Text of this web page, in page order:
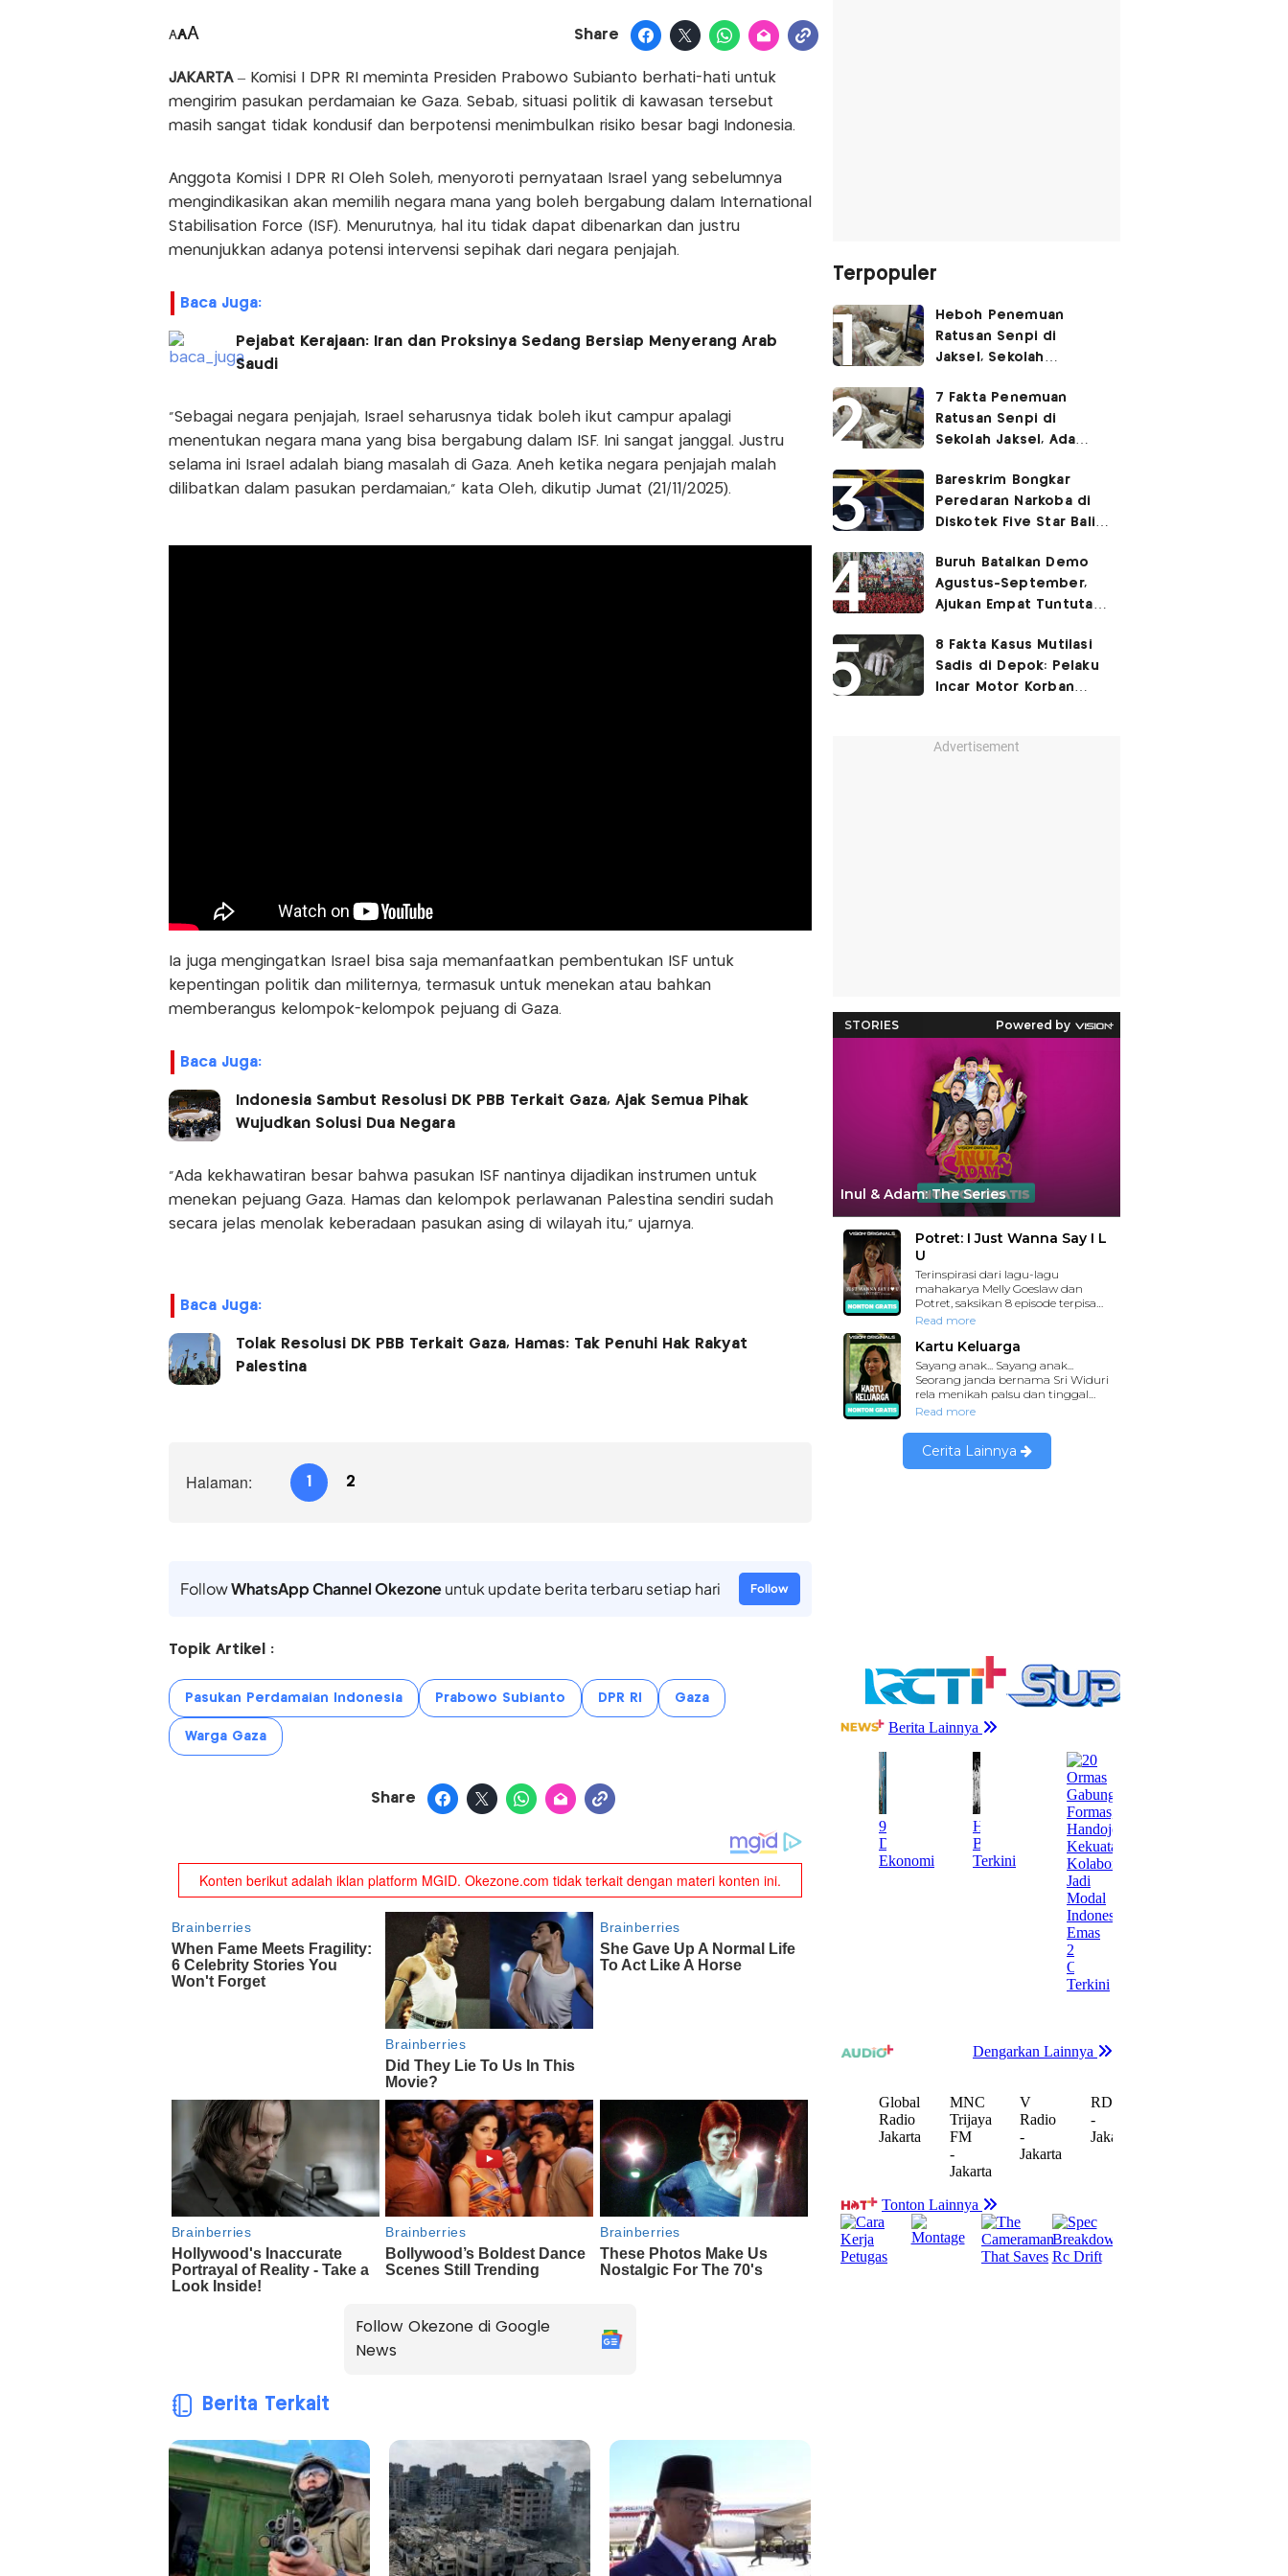
AAA Share
JAKARTA – Komisi I DPR RI meminta Presiden Prabowo Subianto berhati-hati untuk
mengirim pasukan perdamaian ke Gaza. Sebab, situasi politik di kawasan tersebut
masih sangat tidak kondusif dan berpotensi menimbulkan risiko besar bagi Indonesia.
Anggota Komisi I DPR RI Oleh Soleh, menyoroti pernyataan Israel yang sebelumnya
mengindikasikan akan memilih negara mana yang boleh bergabung dalam International
Stabilisation Force (ISF). Menurutnya, hal itu tidak dapat dibenarkan dan justru
menunjukkan adanya potensi intervensi sepihak dari negara penjajah.
Baca Juga:
Pejabat Kerajaan: Iran dan Proksinya Sedang Bersiap Menyerang Arab
Saudi
“Sebagai negara penjajah, Israel seharusnya tidak boleh ikut campur apalagi
menentukan negara mana yang bisa bergabung dalam ISF. Ini sangat janggal. Justru
selama ini Israel adalah biang masalah di Gaza. Aneh ketika negara penjajah malah
dilibatkan dalam pasukan perdamaian,” kata Oleh, dikutip Jumat (21/11/2025).
Ia juga mengingatkan Israel bisa saja memanfaatkan pembentukan ISF untuk
kepentingan politik dan militernya, termasuk untuk menekan atau bahkan
memberangus kelompok-kelompok pejuang di Gaza.
Baca Juga:
Indonesia Sambut Resolusi DK PBB Terkait Gaza, Ajak Semua Pihak
Wujudkan Solusi Dua Negara
“Ada kekhawatiran besar bahwa pasukan ISF nantinya dijadikan instrumen untuk
menekan pejuang Gaza. Hamas dan kelompok perlawanan Palestina sendiri sudah
secara jelas menolak keberadaan pasukan asing di wilayah itu,” ujarnya.
Baca Juga:
Tolak Resolusi DK PBB Terkait Gaza, Hamas: Tak Penuhi Hak Rakyat
Palestina
Halaman: 1 2
FollowWhatsApp Channel Okezoneuntuk update berita terbaru setiap hari Follow
Topik Artikel :
Pasukan Perdamaian Indonesia Prabowo Subianto DPR RI Gaza
Warga Gaza
Share
Follow Okezone di Google
News
Berita Terkait
Terpopuler
Heboh Penemuan
Ratusan Senpi di
Jaksel, Sekolah
Kegiatan Eskul
Menembak
7 Fakta Penemuan
Ratusan Senpi di
Sekolah Jaksel, Ada
Ruang Bunker
Bareskrim Bongkar
Peredaran Narkoba di
Diskotek Five Star Bali,
Buruh Batalkan Demo
Agustus-September,
Ajukan Empat Tuntutan
8 Fakta Kasus Mutilasi
Sadis di Depok: Pelaku
Incar Motor Korban
Advertisement